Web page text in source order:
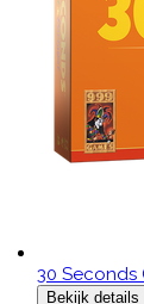
30 Seconds
Bekijk details